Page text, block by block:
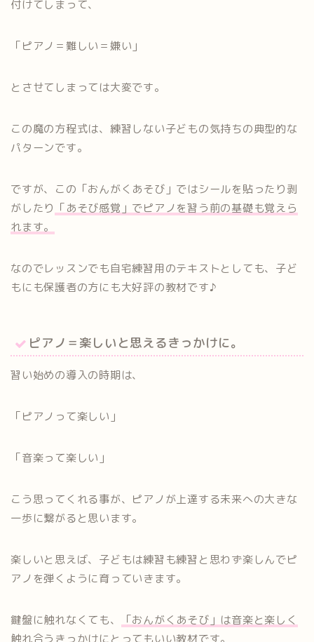
付けてしまって、
「ピアノ＝難しい＝嫌い」
とさせてしまっては大変です。
この魔の方程式は、練習しない子どもの気持ちの典型的な
パターンです。
ですが、この「おんがくあそび」ではシールを貼ったり剥
がしたり 「あそび感覚」でピアノを習う前の基礎も覚えら
れます。
なのでレッスンでも自宅練習用のテキストとしても、子ど
もにも保護者の方にも大好評の教材です♪
ピアノ＝楽しいと思えるきっかけに。
習い始めの導入の時期は、
「ピアノって楽しい」
「音楽って楽しい」
こう思ってくれる事が、ピアノが上達する未来への大きな
一歩に繋がると思います。
楽しいと思えば、子どもは練習も練習と思わず楽しんでピ
アノを弾くように育っていきます。
鍵盤に触れなくても、
「おんがくあそび」は音楽と楽しく
触れ合うきっかけにとってもいい教材です。